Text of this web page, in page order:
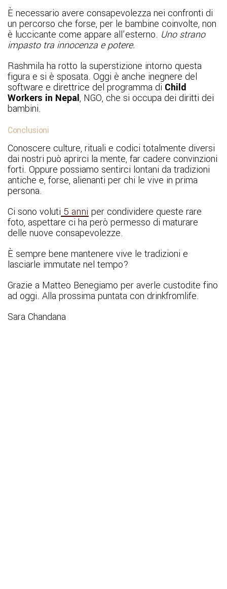
È necessario avere consapevolezza nei confronti di
un percorso che forse, per le bambine coinvolte, non
è luccicante come appare all’esterno. Uno strano
impasto tra innocenza e potere.
Rashmila ha rotto la superstizione intorno questa
figura e si è sposata. Oggi è anche inegnere del
software e direttrice del programma di Child
Workers in Nepal, NGO, che si occupa dei diritti dei
bambini.
Conclusioni
Conoscere culture, rituali e codici totalmente diversi
dai nostri può aprirci la mente, far cadere convinzioni
forti. Oppure possiamo sentirci lontani da tradizioni
antiche e, forse, alienanti per chi le vive in prima
persona.
Ci sono voluti 5 anni per condividere queste rare
foto, aspettare ci ha però permesso di maturare
delle nuove consapevolezze.
È sempre bene mantenere vive le tradizioni e
lasciarle immutate nel tempo?
Grazie a Matteo Benegiamo per averle custodite fino
ad oggi. Alla prossima puntata con drinkfromlife.
Sara Chandana